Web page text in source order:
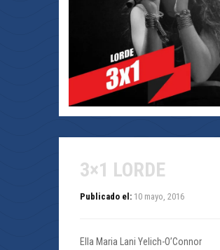
3×1 LORDE
Publicado el: 10 mayo, 2016
Ella Maria Lani Yelich-O’Connor